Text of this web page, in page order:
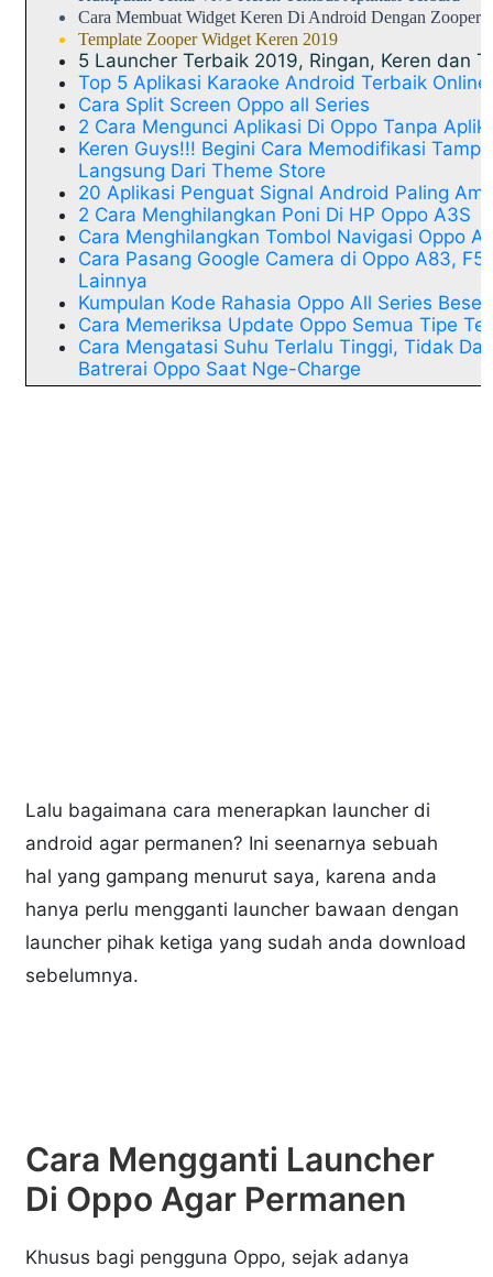
Cara Membuat Widget Keren Di Android Dengan Zooper
Template Zooper Widget Keren 2019
5 Launcher Terbaik 2019, Ringan, Keren dan
Top 5 Aplikasi Karaoke Android Terbaik
Cara Split Screen Oppo all Series
2 Cara Mengunci Aplikasi Di Oppo Tanpa
Keren Guys!!! Begini Cara Memodifikasi
Langsung Dari Theme Store
20 Aplikasi Penguat Signal Android Paling
2 Cara Menghilangkan Poni Di HP Oppo A3S
Cara Menghilangkan Tombol Navigasi Oppo
Cara Pasang Google Camera di Oppo A83,
Lainnya
Kumpulan Kode Rahasia Oppo All Series
Cara Memeriksa Update Oppo Semua Tipe
Cara Mengatasi Suhu Terlalu Tinggi, Tidak
Batrerai Oppo Saat Nge-Charge
Lalu bagaimana cara menerapkan launcher di
android agar permanen? Ini seenarnya sebuah
hal yang gampang menurut saya, karena anda
hanya perlu mengganti launcher bawaan dengan
launcher pihak ketiga yang sudah anda download
sebelumnya.
Cara Mengganti Launcher
Di Oppo Agar Permanen
Khusus bagi pengguna Oppo, sejak adanya